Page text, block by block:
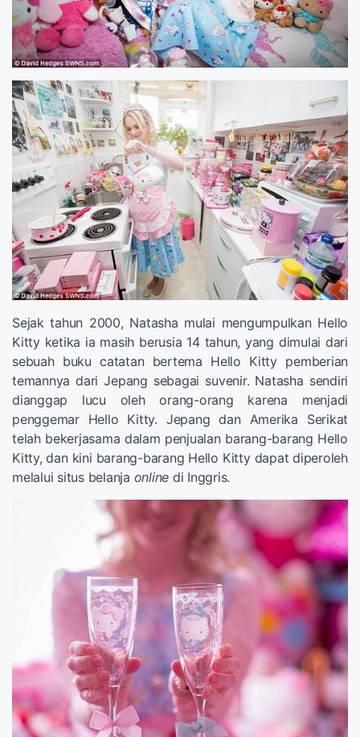
Sejak tahun 2000, Natasha mulai mengumpulkan Hello
Kitty ketika ia masih berusia 14 tahun, yang dimulai dari
sebuah buku catatan bertema Hello Kitty pemberian
temannya dari Jepang sebagai suvenir. Natasha sendiri
dianggap lucu oleh orang-orang karena menjadi
penggemar Hello Kitty. Jepang dan Amerika Serikat
telah bekerjasama dalam penjualan barang-barang Hello
Kitty, dan kini barang-barang Hello Kitty dapat diperoleh
melalui situs belanja online di Inggris.